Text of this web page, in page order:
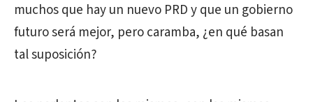
muchos que hay un nuevo PRD y que un gobierno
futuro será mejor, pero caramba, ¿en qué basan
tal suposición?